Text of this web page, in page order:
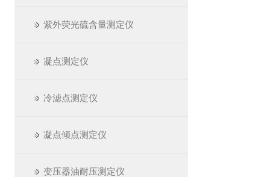
紫外荧光硫含量测定仪
凝点测定仪
冷滤点测定仪
凝点倾点测定仪
变压器油耐压测定仪